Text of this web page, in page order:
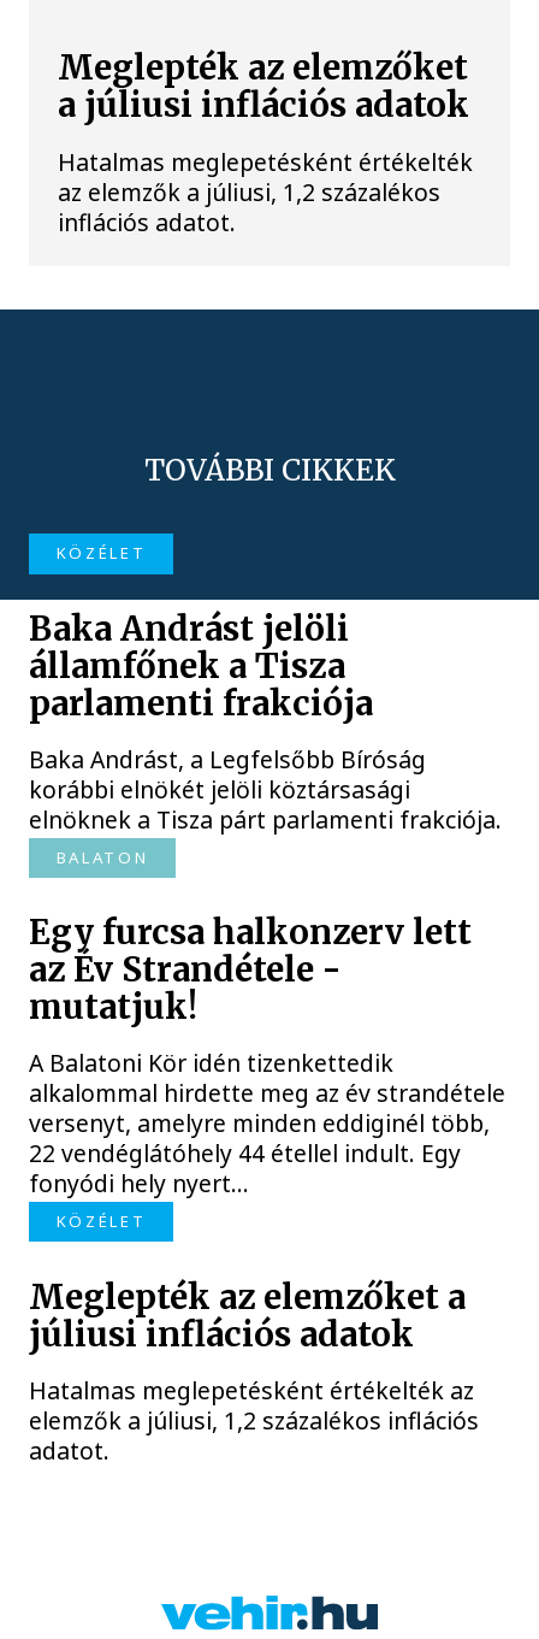
Meglepték az elemzőket
a júliusi inflációs adatok
Hatalmas meglepetésként értékelték
az elemzők a júliusi, 1,2 százalékos
inflációs adatot.
TOVÁBBI CIKKEK
KÖZÉLET
Baka Andrást jelöli
államfőnek a Tisza
parlamenti frakciója
Baka Andrást, a Legfelsőbb Bíróság
korábbi elnökét jelöli köztársasági
elnöknek a Tisza párt parlamenti frakciója.
BALATON
Egy furcsa halkonzerv lett
az Év Strandétele -
mutatjuk!
A Balatoni Kör idén tizenkettedik
alkalommal hirdette meg az év strandétele
versenyt, amelyre minden eddiginél több,
22 vendéglátóhely 44 étellel indult. Egy
fonyódi hely nyert...
KÖZÉLET
Meglepték az elemzőket a
júliusi inflációs adatok
Hatalmas meglepetésként értékelték az
elemzők a júliusi, 1,2 százalékos inflációs
adatot.